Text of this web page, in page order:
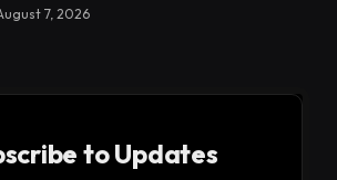
7, 2026
to Updates